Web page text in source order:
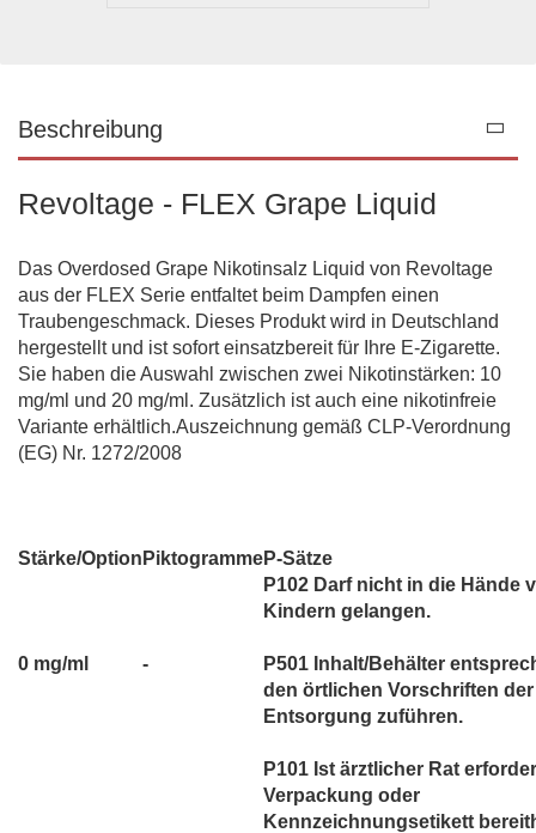
Beschreibung
Revoltage - FLEX Grape Liquid
Das Overdosed Grape Nikotinsalz Liquid von Revoltage
aus der FLEX Serie entfaltet beim Dampfen einen
Traubengeschmack. Dieses Produkt wird in Deutschland
hergestellt und ist sofort einsatzbereit für Ihre E-Zigarette.
Sie haben die Auswahl zwischen zwei Nikotinstärken: 10
mg/ml und 20 mg/ml. Zusätzlich ist auch eine nikotinfreie
Variante erhältlich.Auszeichnung gemäß CLP-Verordnung
(EG) Nr. 1272/2008
Stärke/Option PiktogrammeP-Sätze
0 mg/ml -
P102 Darf nicht in die Hände
Kindern gelangen.
P501 Inhalt/Behälter
den örtlichen Vorschriften der
Entsorgung zuführen.
P101 Ist ärztlicher Rat
Verpackung oder
Kennzeichnungsetikett